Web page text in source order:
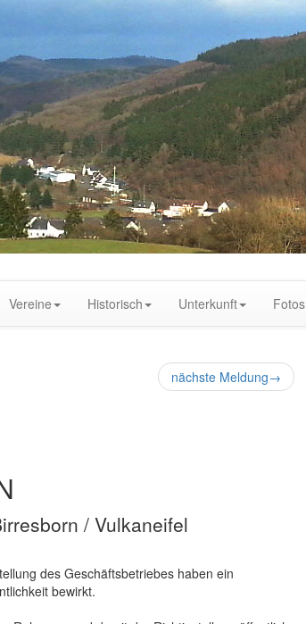
Vereine Historisch Unterkunft Fotos
nächste Meldung→
/ Vulkaneifel
des Geschäftsbetriebes haben ein
bewirkt.